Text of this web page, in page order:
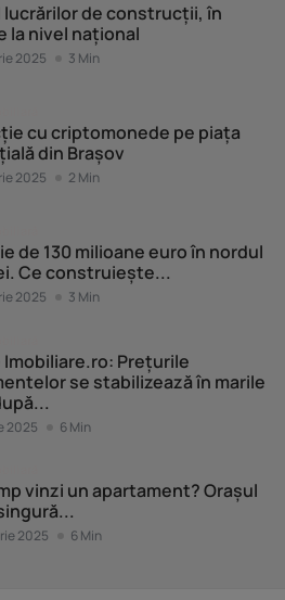
lucrărilor de construcții, în
la nivel național
2025 3 Min
cu criptomonede pe piața
din Brașov
2025 2 Min
de 130 milioane euro în nordul
Ce construiește...
2025 3 Min
Imobiliare.ro: Prețurile
se stabilizează în marile
2025 6 Min
vinzi un apartament? Orașul
2025 6 Min